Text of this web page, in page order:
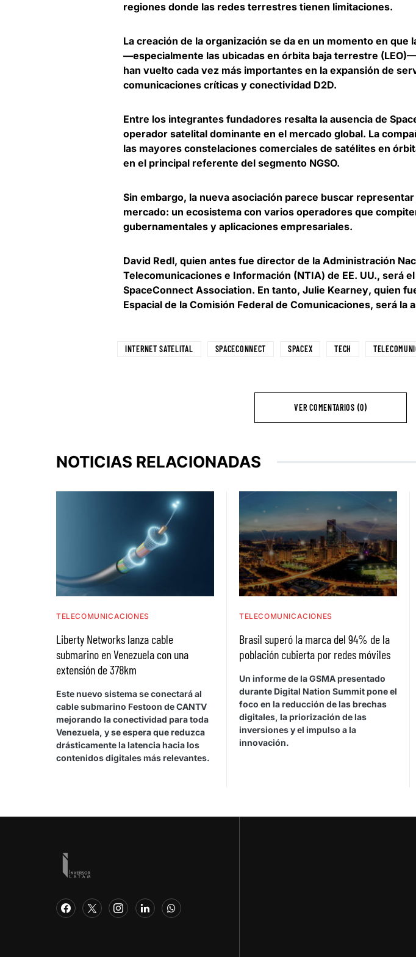
regiones donde las redes terrestres tienen limitaciones.
La creación de la organización se da en un momento en que
—especialmente las ubicadas en órbita baja terrestre
han vuelto cada vez más importantes en la expansión de
comunicaciones críticas y conectividad D2D.
Entre los integrantes fundadores resalta la ausencia de
operador satelital dominante en el mercado global. La
las mayores constelaciones comerciales de satélites en
en el principal referente del segmento NGSO.
Sin embargo, la nueva asociación parece buscar
mercado: un ecosistema con varios operadores que
gubernamentales y aplicaciones empresariales.
David Redl, quien antes fue director de la Administración
Telecomunicaciones e Información (NTIA) de EE. UU., será
SpaceConnect Association. En tanto, Julie Kearney, quien
Espacial de la Comisión Federal de Comunicaciones, será la
INTERNET SATELITAL SPACECONNECT SPACEX TECH
VER COMENTARIOS (0)
NOTICIAS RELACIONADAS
TELECOMUNICACIONES
Liberty Networks lanza cable
submarino en Venezuela con una
extensión de 378km
Este nuevo sistema se conectará al
cable submarino Festoon de CANTV
mejorando la conectividad para toda
Venezuela, y se espera que reduzca
drásticamente la latencia hacia los
contenidos digitales más relevantes.
TELECOMUNICACIONES
Brasil superó la marca del 94% de la
población cubierta por redes móviles
Un informe de la GSMA presentado
durante Digital Nation Summit pone el
foco en la reducción de las brechas
digitales, la priorización de las
inversiones y el impulso a la
innovación.